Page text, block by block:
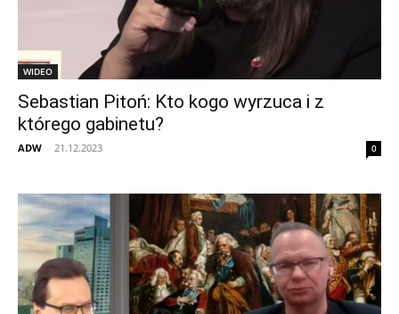
WIDEO
Sebastian Pitoń: Kto kogo wyrzuca i z
którego gabinetu?
ADW - 21.12.2023 0